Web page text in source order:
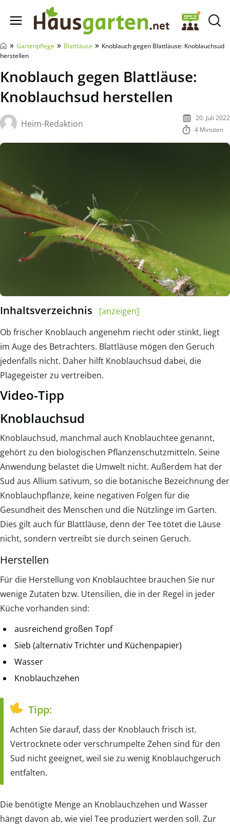
Hausgarten.net
» Gartenpflege » Blattläuse » Knoblauch gegen Blattläuse: Knoblauchsud
herstellen
Knoblauch gegen Blattläuse:
Knoblauchsud herstellen
Heim-Redaktion
20. Juli 2022
4 Minuten
Inhaltsverzeichnis
[anzeigen]
Ob frischer Knoblauch angenehm riecht oder stinkt, liegt
im Auge des Betrachters. Blattläuse mögen den Geruch
jedenfalls nicht. Daher hilft Knoblauchsud dabei, die
Plagegeister zu vertreiben.
Video-Tipp
Knoblauchsud
Knoblauchsud, manchmal auch Knoblauchtee genannt,
gehört zu den biologischen Pflanzenschutzmitteln. Seine
Anwendung belastet die Umwelt nicht. Außerdem hat der
Sud aus Allium sativum, so die botanische Bezeichnung der
Knoblauchpflanze, keine negativen Folgen für die
Gesundheit des Menschen und die Nützlinge im Garten.
Dies gilt auch für Blattläuse, denn der Tee tötet die Läuse
nicht, sondern vertreibt sie durch seinen Geruch.
Herstellen
Für die Herstellung von Knoblauchtee brauchen Sie nur
wenige Zutaten bzw. Utensilien, die in der Regel in jeder
Küche vorhanden sind:
ausreichend großen Topf
Sieb (alternativ Trichter und Küchenpapier)
Wasser
Knoblauchzehen
Tipp:
Achten Sie darauf, dass der Knoblauch frisch ist.
Vertrocknete oder verschrumpelte Zehen sind für den
Sud nicht geeignet, weil sie zu wenig Knoblauchgeruch
entfalten.
Die benötigte Menge an Knoblauchzehen und Wasser
hängt davon ab, wie viel Tee produziert werden soll. Zur